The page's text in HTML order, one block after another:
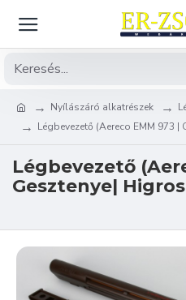
Nyílászáró alkatrészek
Légbevezető (Aereco EMM 973
Légbevezető
Gesztenye|